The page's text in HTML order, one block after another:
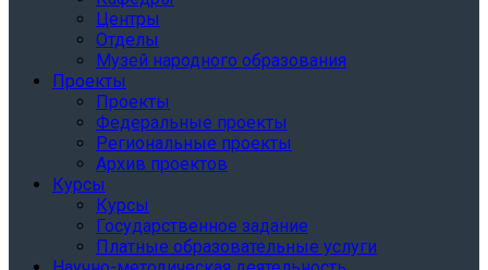
Центры
Отделы
Музей народного образования
Проекты
Проекты
Федеральные проекты
Региональные проекты
Архив проектов
Курсы
Курсы
Государственное задание
Платные образовательные услуги